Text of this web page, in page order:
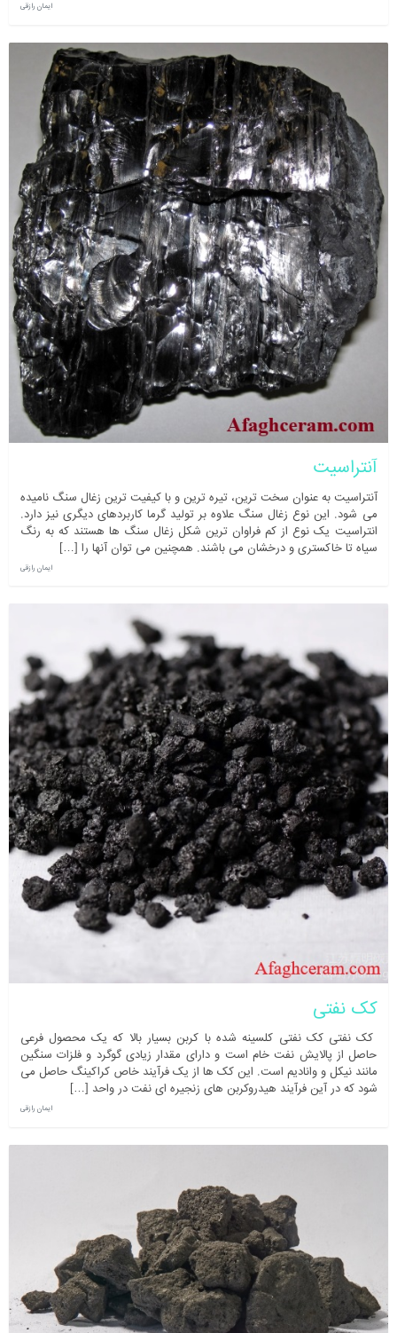
ایمان رازقی
آنتراسیت
آنتراسیت به عنوان سخت ترین، تیره ترین و با کیفیت ترین زغال سنگ نامیده
می شود. این نوع زغال سنگ علاوه بر تولید گرما کاربردهای دیگری نیز دارد.
انتراسیت یک نوع از کم فراوان ترین شکل زغال سنگ ها هستند که به رنگ
سیاه تا خاکستری و درخشان می باشند. همچنین می توان آنها را […]
ایمان رازقی
کک نفتی
کک نفتی کک نفتی کلسینه شده با کربن بسیار بالا که یک محصول فرعی
حاصل از پالایش نفت خام است و دارای مقدار زیادی گوگرد و فلزات سنگین
مانند نیکل و وانادیم است. این کک ها از یک فرآیند خاص کراکینگ حاصل می
شود که در آین فرآیند هیدروکربن های زنجیره ای نفت در واحد […]
ایمان رازقی